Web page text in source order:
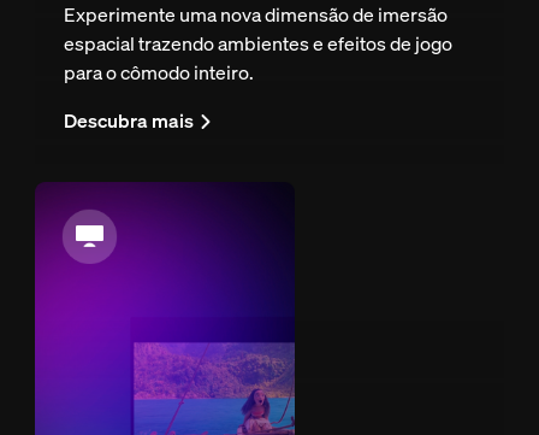
Experimente uma nova dimensão de imersão
espacial trazendo ambientes e efeitos de jogo
para o cômodo inteiro.
Descubra mais